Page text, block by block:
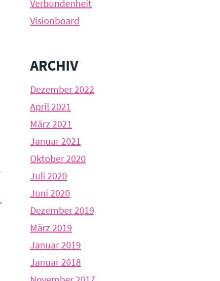
Verbundenheit
Visionboard
ARCHIV
Dezember 2022
April 2021
März 2021
Januar 2021
Oktober 2020
Juli 2020
Juni 2020
Dezember 2019
März 2019
Januar 2019
Januar 2018